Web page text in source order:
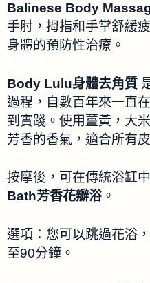
Balinese Body
手肘，拇指和手掌舒緩
身體的預防性治療。
Body Lulu身體去角質
過程，自數百年來一直
到實踐。使用薑黃，大
芳香的香氣，適合所有
按摩後，可在傳統浴缸
Bath芳香花瓣浴。
選項：您可以跳過花浴
至90分鐘。